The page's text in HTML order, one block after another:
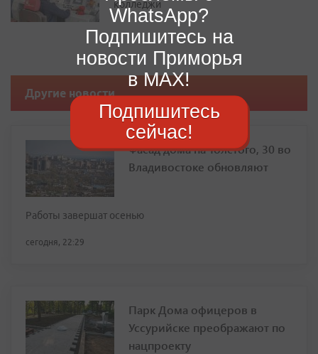
колледжи
Другие новости
Фасад дома на Толстого, 30 во
Владивостоке обновляют
Работы завершат осенью
сегодня, 22:29
Парк Дома офицеров в
Уссурийске преображают по
нацпроекту
WhatsApp?
Подпишитесь на
новости Приморья
в MAX!
Подпишитесь
сейчас!